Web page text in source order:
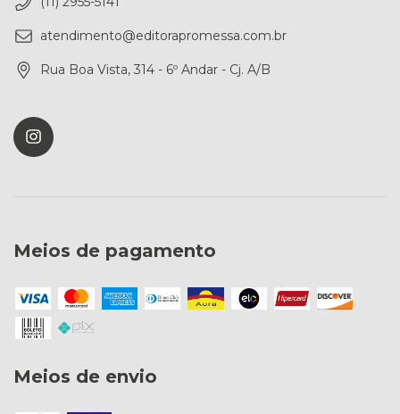
atendimento@editorapromessa.com.br
Rua Boa Vista, 314 - 6º Andar - Cj. A/B
Meios de pagamento
Meios de envio